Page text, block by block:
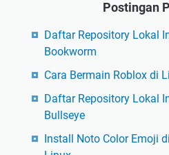
Postingan
Daftar Repository Lokal
Bookworm
Cara Bermain Roblox di
Daftar Repository Lokal
Bullseye
Install Noto Color Emoji